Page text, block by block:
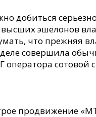
добиться
эшелонов
что прежняя
совершила
сотовой
продвижение